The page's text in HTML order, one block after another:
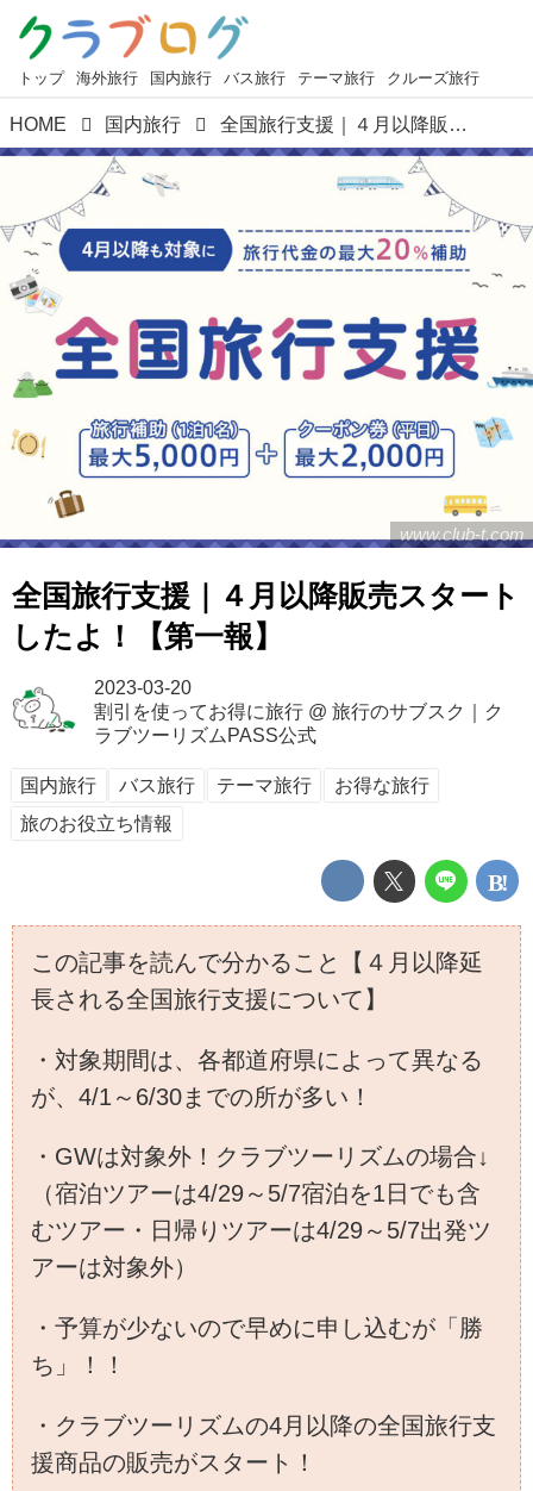
トップ 海外旅行 国内旅行 バス旅行 テーマ旅行 クルーズ旅行
HOME 国内旅行 全国旅行支援｜４月以降販売スタートしたよ！【第一報】
www.club-t.com
全国旅行支援｜４月以降販売スタート
したよ！【第一報】
2023-03-20
割引を使ってお得に旅行@ 旅行のサブスク｜ク
ラブツーリズムPASS公式
国内旅行 バス旅行 テーマ旅行
お得な旅行
旅のお役立ち情報
この記事を読んで分かること【４月以降延
長される全国旅行支援について】
・対象期間は、各都道府県によって異なる
が、4/1～6/30までの所が多い！
・GWは対象外！クラブツーリズムの場合↓
（宿泊ツアーは4/29～5/7宿泊を1日でも含
むツアー・日帰りツアーは4/29～5/7出発ツ
アーは対象外）
・予算が少ないので早めに申し込むが「勝
ち」！！
・クラブツーリズムの4月以降の全国旅行支
援商品の販売がスタート！